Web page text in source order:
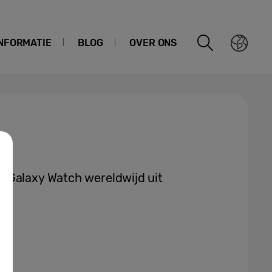
BLOG OVER ONS
Galaxy Watch wereldwijd uit